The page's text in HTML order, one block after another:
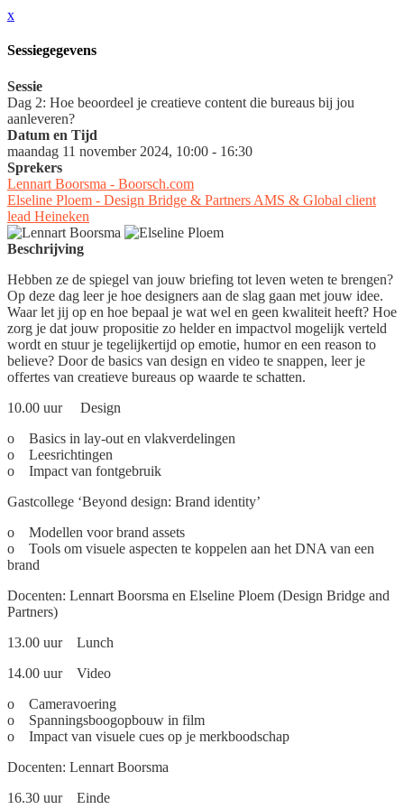
x
Sessiegegevens
Sessie
Dag 2: Hoe beoordeel je creatieve content die bureaus bij jou
aanleveren?
Datum en Tijd
maandag 11 november 2024, 10:00 - 16:30
Sprekers
Lennart Boorsma - Boorsch.com
Elseline Ploem - Design Bridge & Partners AMS & Global client
lead Heineken
Beschrijving
Hebben ze de spiegel van jouw briefing tot leven weten te brengen?
Op deze dag leer je hoe designers aan de slag gaan met jouw idee.
Waar let jij op en hoe bepaal je wat wel en geen kwaliteit heeft? Hoe
zorg je dat jouw propositie zo helder en impactvol mogelijk verteld
wordt en stuur je tegelijkertijd op emotie, humor en een reason to
believe? Door de basics van design en video te snappen, leer je
offertes van creatieve bureaus op waarde te schatten.
10.00 uur Design
o Basics in lay-out en vlakverdelingen
o Leesrichtingen
o Impact van fontgebruik
Gastcollege ‘Beyond design: Brand identity’
o Modellen voor brand assets
o Tools om visuele aspecten te koppelen aan het DNA van een
brand
Docenten: Lennart Boorsma en Elseline Ploem (Design Bridge and
Partners)
13.00 uur Lunch
14.00 uur Video
o Cameravoering
o Spanningsboogopbouw in film
o Impact van visuele cues op je merkboodschap
Docenten: Lennart Boorsma
16.30 uur Einde